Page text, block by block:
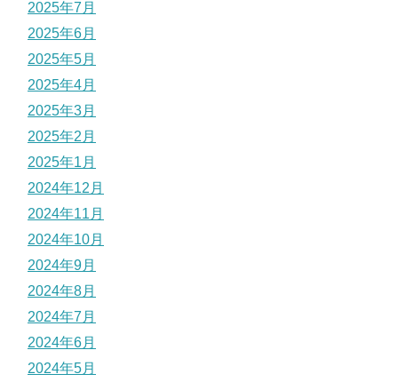
2025年7月
2025年6月
2025年5月
2025年4月
2025年3月
2025年2月
2025年1月
2024年12月
2024年11月
2024年10月
2024年9月
2024年8月
2024年7月
2024年6月
2024年5月